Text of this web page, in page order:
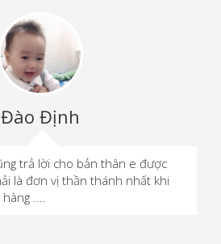
Đào Định
trả lời cho bản thân e được
là đơn vị thần thánh nhất khi
....